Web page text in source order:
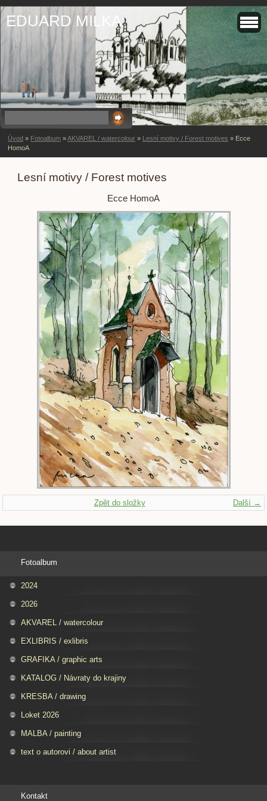
EDUARD MILKA
Úvod » Fotoalbum »AKVAREL / watercolour » Lesní motivy / Forest motives » Ecce
HomoA
Lesní motivy / Forest motives
Ecce HomoA
Další →
Zpět do složky
Fotoalbum
2024
2026
AKVAREL / watercolour
EXLIBRIS / exlibris
GRAFIKA / graphic arts
KATALOG / Návraty do krajiny
KRESBA / drawing
Loket 2026
MALBA / painting
text o autorovi / about artist
Kontakt